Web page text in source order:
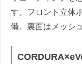
す。フロント立体
備。裏面はメッシ